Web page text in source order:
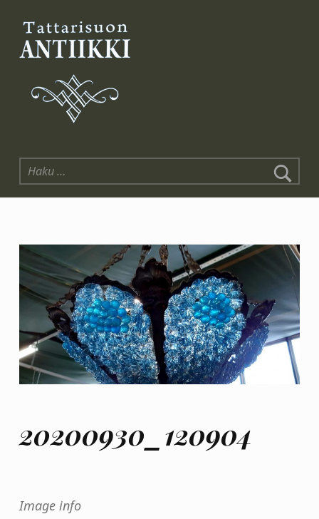
Tattarisuon Antiikki
Haku:
20200930_120904
Image info